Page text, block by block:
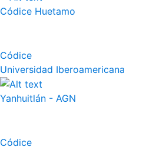
Códice Huetamo
Códice
Universidad Iberoamericana
Yanhuitlán - AGN
Códice